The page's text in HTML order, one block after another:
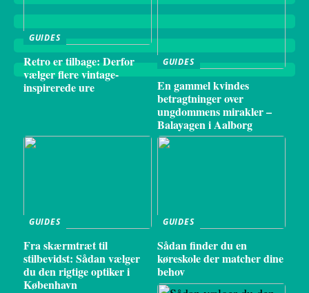
GUIDES
Retro er tilbage: Derfor
vælger flere vintage-
inspirerede ure
GUIDES
En gammel kvindes
betragtninger over
ungdommens mirakler –
Balayagen i Aalborg
GUIDES
Fra skærmtræt til
stilbevidst: Sådan vælger
du den rigtige optiker i
København
GUIDES
Sådan finder du en
køreskole der matcher dine
behov